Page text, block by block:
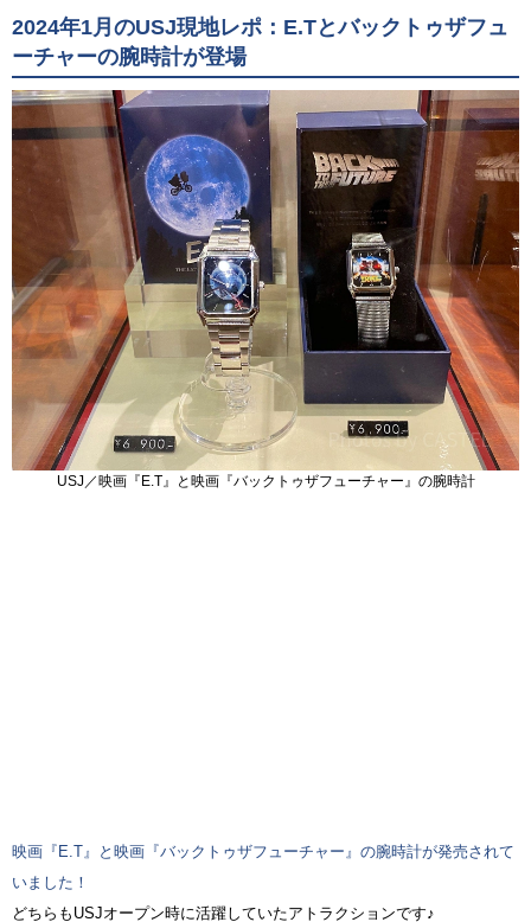
2024年1月のUSJ現地レポ：E.Tとバックトゥザフュ
ーチャーの腕時計が登場
USJ／映画『E.T』と映画『バックトゥザフューチャー』の腕時計
映画『E.T』と映画『バックトゥザフューチャー』の腕時計が発売されて
いました！
どちらもUSJオープン時に活躍していたアトラクションです♪